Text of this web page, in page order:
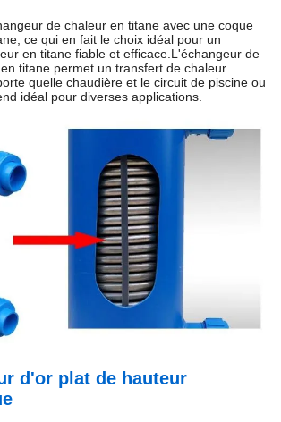
de chaleur en titane avec une coque
ce qui en fait le choix idéal pour un
en titane fiable et efficace.L'échangeur de
titane permet un transfert de chaleur
quelle chaudière et le circuit de piscine ou
idéal pour diverses applications.
d'or plat de hauteur